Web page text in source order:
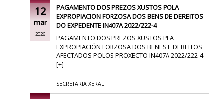
12
mar
2026
PAGAMENTO DOS PREZOS XUSTOS POLA
EXPROPIACION FORZOSA DOS BENS DE DEREITOS
DO EXPEDENTE IN407A 2022/222-4
PAGAMENTO DOS PREZOS XUSTOS PLA
EXPROPIACIÓN FORZOSA DOS BENES E DEREITOS
AFECTADOS POLOS PROXECTO IN407A 2022/222-4
[+]
SECRETARIA XERAL